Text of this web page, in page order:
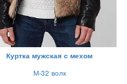
Куртка мужская с мехом
М-32 волк